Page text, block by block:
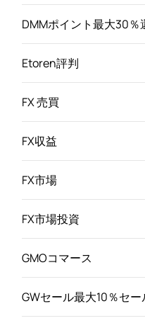
DMMポイント最大30％
Etoren評判
FX 売買
FX収益
FX市場
FX市場投資
GMOコマース
GWセール最大10％セー